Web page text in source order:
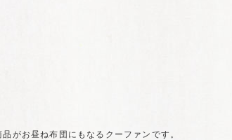
がお昼ね布団にもなるクーファンです。